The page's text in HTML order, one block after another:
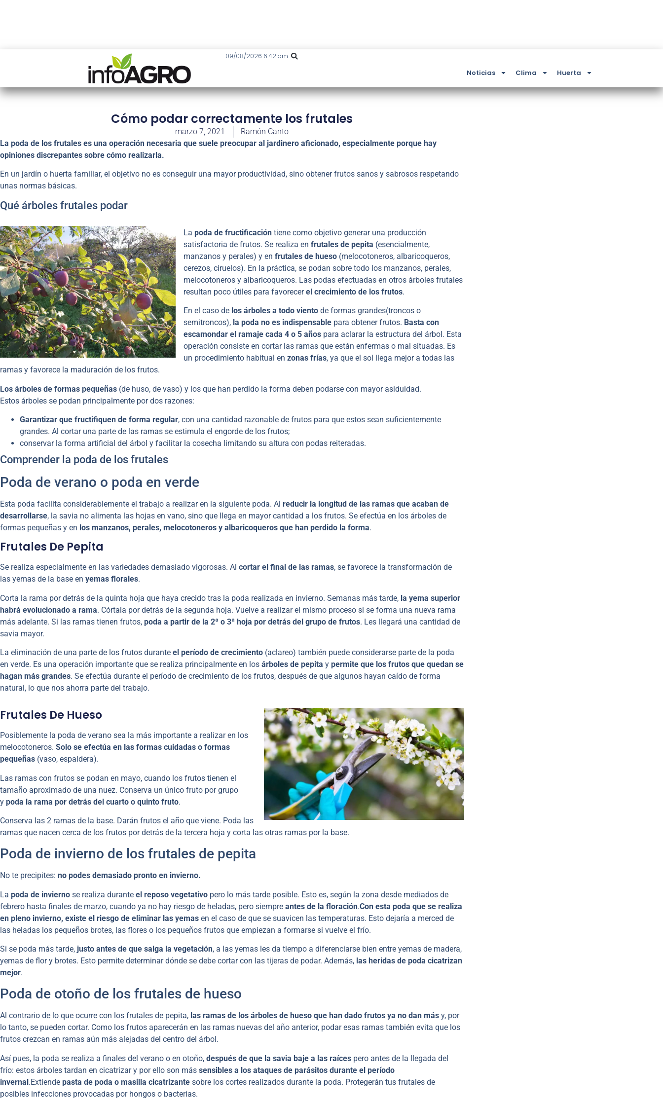
09/08/2026 6:42 am
Noticias Clima Huerta
Cómo podar correctamente los frutales
marzo 7, 2021
Ramón Canto
La poda de los frutales es una operación necesaria que suele preocupar al jardinero aficionado, especialmente porque hay
opiniones discrepantes sobre cómo realizarla.
En un jardín o huerta familiar, el objetivo no es conseguir una mayor productividad, sino obtener frutos sanos y sabrosos respetando
unas normas básicas.
Qué árboles frutales podar
La poda de fructificación tiene como objetivo generar una producción
satisfactoria de frutos. Se realiza en frutales de pepita (esencialmente,
manzanos y perales) y en frutales de hueso (melocotoneros, albaricoqueros,
cerezos, ciruelos). En la práctica, se podan sobre todo los manzanos, perales,
melocotoneros y albaricoqueros. Las podas efectuadas en otros árboles frutales
resultan poco útiles para favorecerel crecimiento de los frutos.
En el caso de los árboles a todo viento de formas grandes(troncos o
semitroncos), la poda no es indispensable para obtener frutos. Basta con
escamondar el ramaje cada 4 o 5 años para aclarar la estructura del árbol. Esta
operación consiste en cortar las ramas que están enfermas o mal situadas. Es
un procedimiento habitual en zonas frías, ya que el sol llega mejor a todas las
ramas y favorece la maduración de los frutos.
Los árboles de formas pequeñas (de huso, de vaso) y los que han perdido la forma deben podarse con mayor asiduidad.
Estos árboles se podan principalmente por dos razones:
Garantizar que fructifiquen de forma regular, con una cantidad razonable de frutos para que estos sean suficientemente
grandes. Al cortar una parte de las ramas se estimula el engorde de los frutos;
conservar la forma artificial del árbol y facilitar la cosecha limitando su altura con podas reiteradas.
Comprender la poda de los frutales
Poda de verano o poda en verde
Esta poda facilita considerablemente el trabajo a realizar en la siguiente poda. Al reducir la longitud de las ramas que acaban de
desarrollarse, la savia no alimenta las hojas en vano, sino que llega en mayor cantidad a los frutos. Se efectúa en los árboles de
formas pequeñas y en los manzanos, perales, melocotoneros y albaricoqueros que han perdido la forma.
Frutales De Pepita
Se realiza especialmente en las variedades demasiado vigorosas. Al cortar el final de las ramas, se favorece la transformación de
las yemas de la base en yemas florales.
Corta la rama por detrás de la quinta hoja que haya crecido tras la poda realizada en invierno. Semanas más tarde, la yema superior
habrá evolucionado a rama. Córtala por detrás de la segunda hoja. Vuelve a realizar el mismo proceso si se forma una nueva rama
más adelante. Si las ramas tienen frutos, poda a partir de la 2ª o 3ª hoja por detrás del grupo de frutos. Les llegará una cantidad de
savia mayor.
La eliminación de una parte de los frutos durante el período de crecimiento (aclareo) también puede considerarse parte de la poda
en verde. Es una operación importante que se realiza principalmente en los árboles de pepita y permite que los frutos que quedan se
hagan más grandes. Se efectúa durante el período de crecimiento de los frutos, después de que algunos hayan caído de forma
natural, lo que nos ahorra parte del trabajo.
Frutales De Hueso
Posiblemente la poda de verano sea la más importante a realizar en los
melocotoneros. Solo se efectúa en las formas cuidadas o formas
pequeñas (vaso, espaldera).
Las ramas con frutos se podan en mayo, cuando los frutos tienen el
tamaño aproximado de una nuez. Conserva un único fruto por grupo
y poda la rama por detrás del cuarto o quinto fruto.
Conserva las 2 ramas de la base. Darán frutos el año que viene. Poda las
ramas que nacen cerca de los frutos por detrás de la tercera hoja y corta las otras ramas por la base.
Poda de invierno de los frutales de pepita
No te precipites: no podes demasiado pronto en invierno.
La poda de invierno se realiza durante el reposo vegetativo pero lo más tarde posible. Esto es, según la zona desde mediados de
febrero hasta finales de marzo, cuando ya no hay riesgo de heladas, pero siempre antes de la floración.Con esta poda que se realiza
en pleno invierno, existe el riesgo de eliminar las yemas en el caso de que se suavicen las temperaturas. Esto dejaría a merced de
las heladas los pequeños brotes, las flores o los pequeños frutos que empiezan a formarse si vuelve el frío.
Si se poda más tarde, justo antes de que salga la vegetación, a las yemas les da tiempo a diferenciarse bien entre yemas de madera,
yemas de flor y brotes. Esto permite determinar dónde se debe cortar con las tijeras de podar. Además, las heridas de poda cicatrizan
mejor.
Poda de otoño de los frutales de hueso
Al contrario de lo que ocurre con los frutales de pepita, las ramas de los árboles de hueso que han dado frutos ya no dan más y, por
lo tanto, se pueden cortar. Como los frutos aparecerán en las ramas nuevas del año anterior, podar esas ramas también evita que los
frutos crezcan en ramas aún más alejadas del centro del árbol.
Así pues, la poda se realiza a finales del verano o en otoño, después de que la savia baje a las raíces pero antes de la llegada del
frío: estos árboles tardan en cicatrizar y por ello son más sensibles a los ataques de parásitos durante el período
invernal.Extiende pasta de poda o masilla cicatrizante sobre los cortes realizados durante la poda. Protegerán tus frutales de
posibles infecciones provocadas por hongos o bacterias.